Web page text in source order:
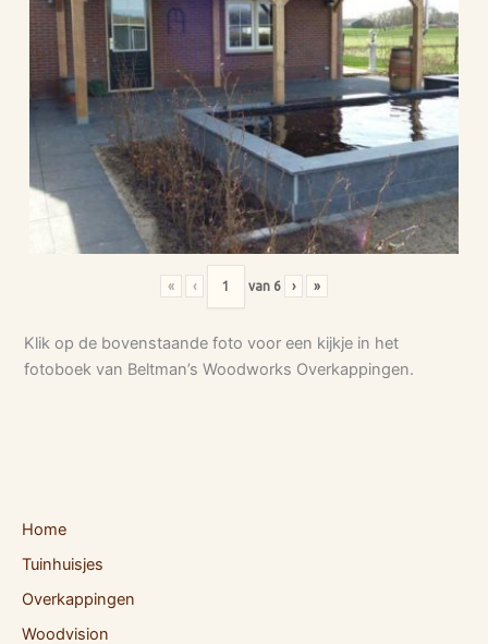
Home
Tuinhuisjes
Overkappingen
Woodvision
« ‹ van 6 › »
Klik op de bovenstaande foto voor een kijkje in het
fotoboek van Beltman’s Woodworks Overkappingen.